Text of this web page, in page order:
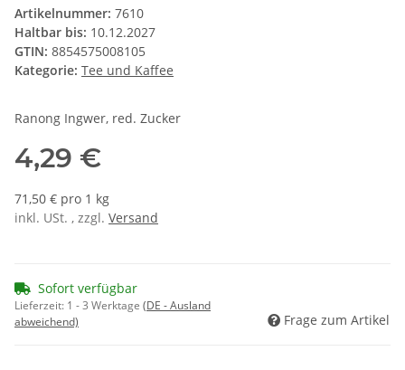
Artikelnummer: 7610
Haltbar bis: 10.12.2027
GTIN: 8854575008105
Kategorie: Tee und Kaffee
Ranong Ingwer, red. Zucker
4,29 €
71,50 € pro 1 kg
inkl. USt. , zzgl. Versand
Sofort verfügbar
Lieferzeit: 1 - 3 Werktage (DE - Ausland
abweichend)
Frage zum Artikel